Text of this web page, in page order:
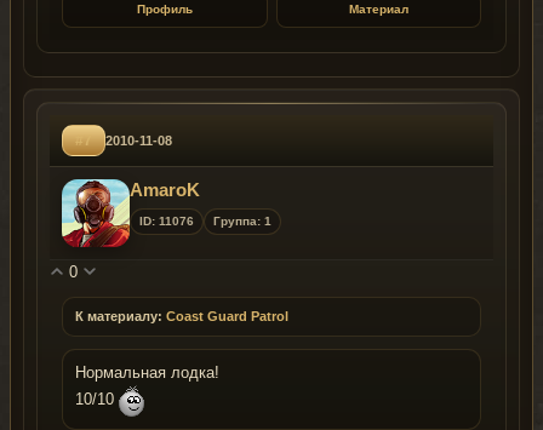
Профиль Материал
#7 2010-11-08
AmaroK
ID: 11076 Группа: 1
0
К материалу: Coast Guard Patrol
Нормальная лодка!
10/10